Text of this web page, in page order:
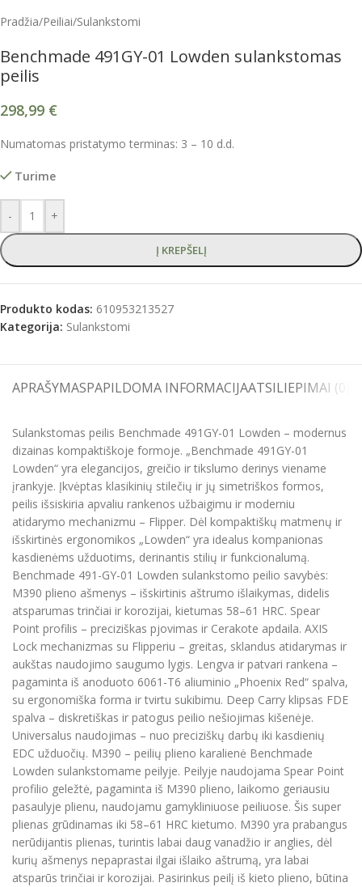
Pradžia/Peiliai/Sulankstomi
Benchmade 491GY-01 Lowden sulankstomas
peilis
298,99 €
Numatomas pristatymo terminas: 3 – 10 d.d.
Turime
- +
Į KREPŠELĮ
Produkto kodas: 610953213527
Kategorija: Sulankstomi
APRAŠYMASPAPILDOMA INFORMACIJAATSILIEPIMAI (0)
Sulankstomas peilis Benchmade 491GY-01 Lowden – modernus
dizainas kompaktiškoje formoje. „Benchmade 491GY-01
Lowden“ yra elegancijos, greičio ir tikslumo derinys viename
įrankyje. Įkvėptas klasikinių stilečių ir jų simetriškos formos,
peilis išsiskiria apvaliu rankenos užbaigimu ir moderniu
atidarymo mechanizmu – Flipper. Dėl kompaktiškų matmenų ir
išskirtinės ergonomikos „Lowden“ yra idealus kompanionas
kasdienėms užduotims, derinantis stilių ir funkcionalumą.
Benchmade 491-GY-01 Lowden sulankstomo peilio savybės:
M390 plieno ašmenys – išskirtinis aštrumo išlaikymas, didelis
atsparumas trinčiai ir korozijai, kietumas 58–61 HRC. Spear
Point profilis – preciziškas pjovimas ir Cerakote apdaila. AXIS
Lock mechanizmas su Flipperiu – greitas, sklandus atidarymas ir
aukštas naudojimo saugumo lygis. Lengva ir patvari rankena –
pagaminta iš anoduoto 6061-T6 aliuminio „Phoenix Red“ spalva,
su ergonomiška forma ir tvirtu sukibimu. Deep Carry klipsas FDE
spalva – diskretiškas ir patogus peilio nešiojimas kišenėje.
Universalus naudojimas – nuo preciziškų darbų iki kasdienių
EDC užduočių. M390 – peilių plieno karalienė Benchmade
Lowden sulankstomame peilyje. Peilyje naudojama Spear Point
profilio geležtė, pagaminta iš M390 plieno, laikomo geriausiu
pasaulyje plienu, naudojamu gamykliniuose peiliuose. Šis super
plienas grūdinamas iki 58–61 HRC kietumo. M390 yra prabangus
nerūdijantis plienas, turintis labai daug vanadžio ir anglies, dėl
kurių ašmenys nepaprastai ilgai išlaiko aštrumą, yra labai
atsparūs trinčiai ir korozijai. Pasirinkus peilį iš kieto plieno, būtina